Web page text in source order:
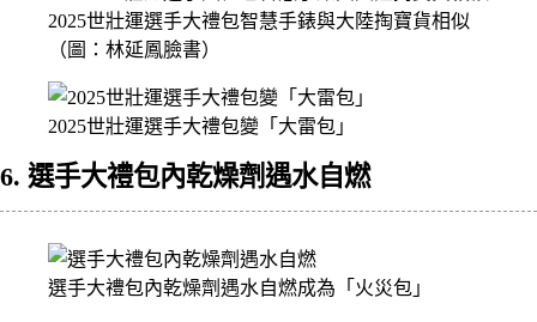
2025世壯運選手大禮包智慧手錶與大陸掏寶貨相似
（圖：林延鳳臉書）
2025世壯運選手大禮包變「大雷包」
6. 選手大禮包內乾燥劑遇水自燃
選手大禮包內乾燥劑遇水自燃成為「火災包」